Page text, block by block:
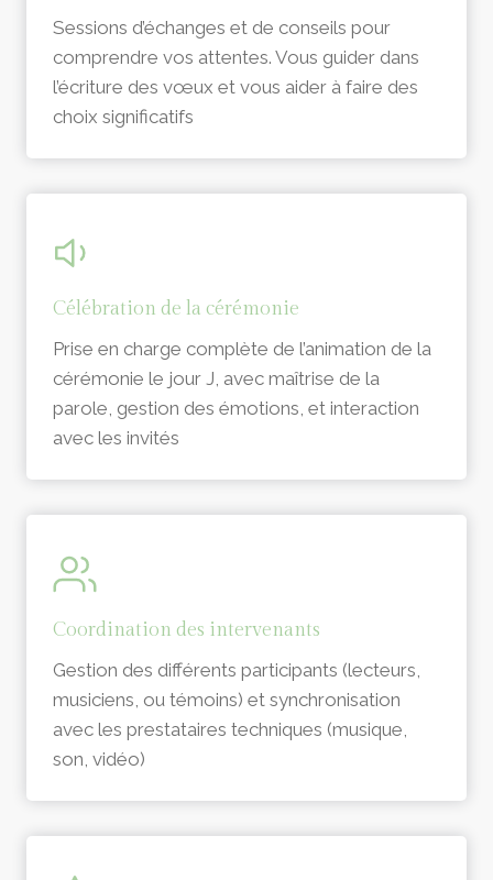
Sessions d’échanges et de conseils pour
comprendre vos attentes. Vous guider dans
l’écriture des vœux et vous aider à faire des
choix significatifs
Célébration de la cérémonie
Prise en charge complète de l’animation de la
cérémonie le jour J, avec maîtrise de la
parole, gestion des émotions, et interaction
avec les invités
Coordination des intervenants
Gestion des différents participants (lecteurs,
musiciens, ou témoins) et synchronisation
avec les prestataires techniques (musique,
son, vidéo)